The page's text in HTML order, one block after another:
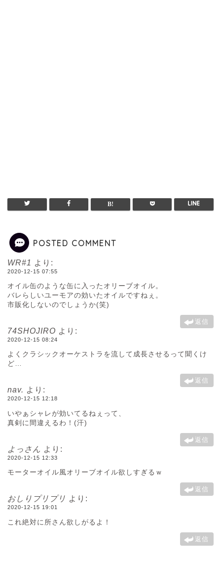
POSTED COMMENT
WR#1 より:
2020-12-15 07:55
オイル缶のような缶に入ったオリーブオイル。
バレらしいユーモアの効いたオイルですねぇ。
市販化しないのでしょうか(笑)
返信
74SHOJIRO より:
2020-12-15 08:24
よくクラシックオーケストラを流して成長させるって聞くけ
ど…
返信
nav. より:
2020-12-15 12:18
いやぁシャレが効いてるねぇって、
真剣に間違えるわ！(汗)
返信
よっさん より:
2020-12-15 12:33
モーターオイル風オリーブオイル欲しすぎるｗ
返信
おしりプリプリ より:
2020-12-15 19:01
これ絶対に所さん欲しがるよ！
返信